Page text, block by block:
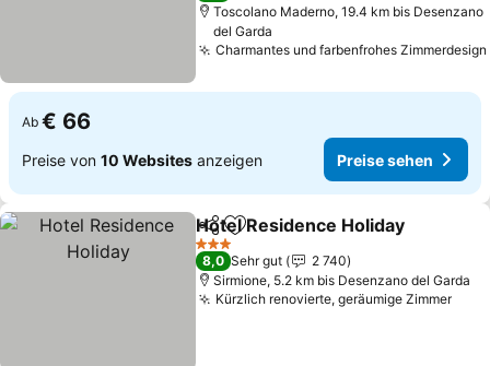
Toscolano Maderno, 19.4 km bis Desenzano
del Garda
Charmantes und farbenfrohes Zimmerdesign
Ab € 66
Preise von 10 Websites anzeigen Preise sehen
TeilenZu Favoriten hinzufügen
Hotel Residence Holiday
3 Sterne
8,0 Sehr gut
2 740
Sirmione, 5.2 km bis Desenzano del Garda
Kürzlich renovierte, geräumige Zimmer